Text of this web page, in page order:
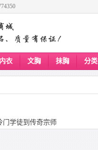
衣 文胸 抹胸 分类
门学徒到传奇宗师